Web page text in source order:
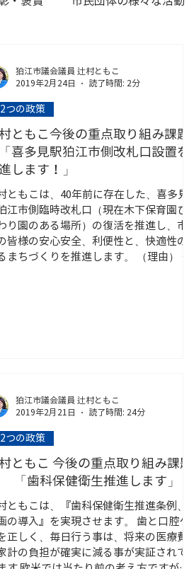
ともこ今後の重点取り組み課題
喜多見駅狛江市側改札口設置を
します！」
ともこは、40年前に存在した、喜多見
江市側臨時改札口（現在木下保育園ひ
り園のある場所）の復活を推進し、市
皆様の安心安全、利便性と、快適性の
まちづくりを推進します。 （理由） プ
つの政策
狛江市議会議員 辻村ともこ
2019年2月24日
読了時間: 2分
ともこ 今後の重点取り組み課題
歯科保健衛生推進します」
ともこは、『歯科保健衛生推進条例、
の導入』を実現させます。 歯と口腔ケ
正しく、毎日行う事は、将来の医療費
計の負担が確実に減る事が実証されて
つの政策
狛江市議会議員 辻村ともこ
2019年2月21日
読了時間: 24分